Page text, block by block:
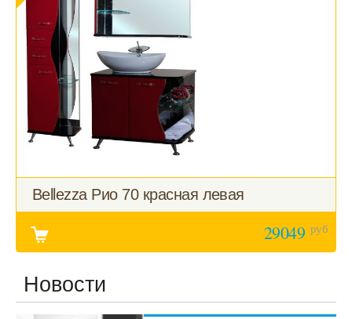
Bellezza Рио 70 красная левая
29049 руб
Новости